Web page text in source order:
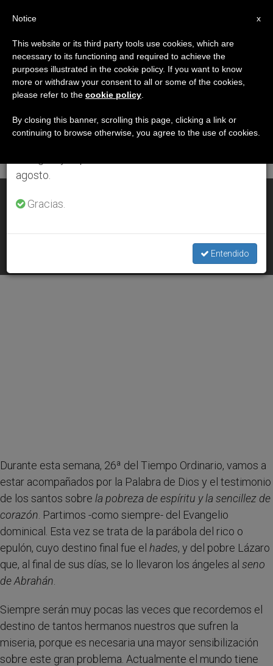
MES
Septiembre, 2013
ÚLTIMAS NOTICIAS
SEP 30, 2013 00:00
Durante esta semana, 26ª del Tiempo Ordinario, vamos a
estar acompañados por la Palabra de Dios y el testimonio
de los santos sobre la pobreza de espíritu y la sencillez de
corazón . Partimos -como siempre- del Evangelio
dominical. Esta vez se trata de la parábola del rico o
epulón, cuyo destino final fue el hades, y del pobre Lázaro
que, al final de sus días, se lo llevaron los ángeles al seno
de Abrahán
Siempre serán muy pocas las veces que recordemos el
destino de tantos hermanos nuestros que sufren la
miseria, porque es necesaria una mayor sensibilización
sobre este gran problema. Actualmente el mundo tiene
×
Aviso importante
Del 27 de julio al 7 de agosto haremos la pausa
anual, aprovechando que en el periodo de verano
se generan menos informaciones y también el
agosto.
Gracias.
Entendido
x
Notice
This website or its third party tools use cookies, which are
necessary to its functioning and required to achieve the
purposes illustrated in the cookie policy. If you want to know
more or withdraw your consent to all or some of the cookies,
please refer to the cookie policy
By closing this banner, scrolling this page, clicking a link or
continuing to browse otherwise, you agree to the use of cookies.